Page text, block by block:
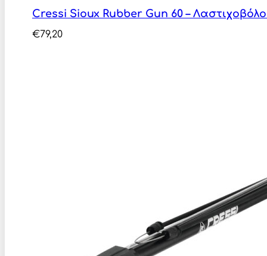
Cressi Sioux Rubber Gun 60 –
€79,20